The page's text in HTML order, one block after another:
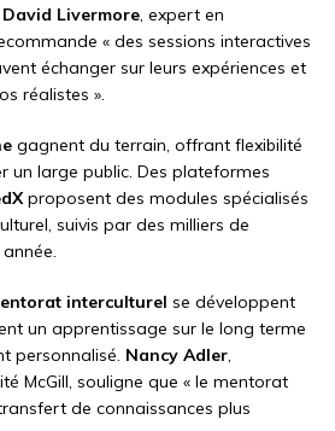
David Livermore, expert en
« des sessions interactives
échanger sur leurs expériences et
réalistes ».
gagnent du terrain, offrant flexibilité
un large public. Des plateformes
proposent des modules spécialisés
suivis par des milliers de
interculturel se développent
un apprentissage sur le long terme
personnalisé. Nancy Adler,
McGill, souligne que « le mentorat
de connaissances plus